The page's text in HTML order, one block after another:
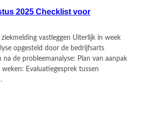
2025 Checklist voor
vastleggen Uiterlijk in week
opgesteld door de bedrijfsarts
na de probleemanalyse: Plan van aanpak
Evaluatiegesprek tussen